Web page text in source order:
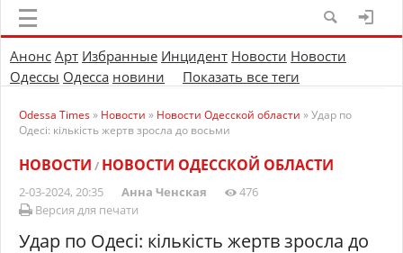
Анонс Арт Избранные Инцидент Новости Новости
Одессы Одесса новини Показать все теги
Odessa Times» Новости » Новости Одесской области » Удар по
Одесі: кількість жертв зросла до восьми
НОВОСТИ / НОВОСТИ ОДЕССКОЙ ОБЛАСТИ
2-03-2024, 20:35 Анна Ченская
476
Версия для печати
Удар по Одесі: кількість жертв зросла до